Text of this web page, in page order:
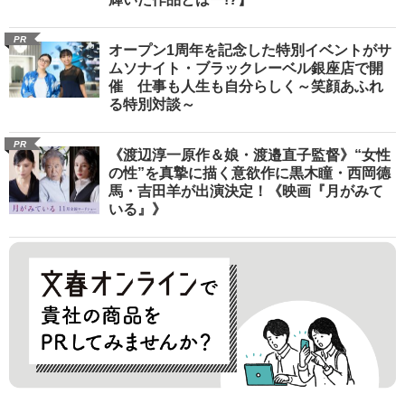
PR
オープン1周年を記念した特別イベントがサ
ムソナイト・ブラックレーベル銀座店で開
催 仕事も人生も自分らしく～笑顔あふれ
る特別対談～
PR
《渡辺淳一原作＆娘・渡邉直子監督》“女性
の性”を真摯に描く意欲作に黒木瞳・西岡德
馬・吉田羊が出演決定！《映画『月がみて
いる』》